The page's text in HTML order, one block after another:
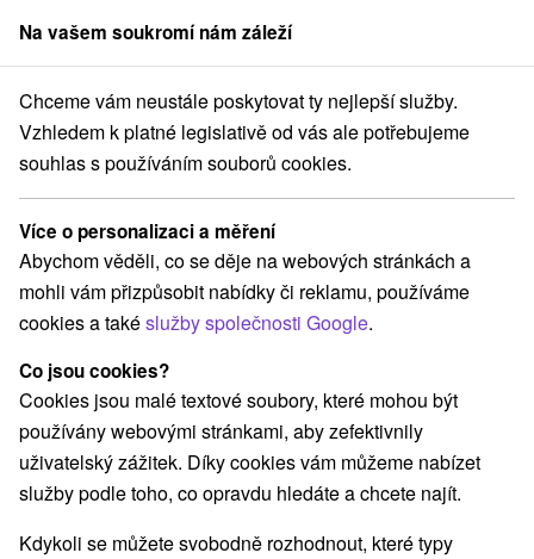
člen skupinySorger
Bratislavský kraj Bratislava - Nové Mesto PanIQ Room Bratislava
PanIQ Room Bratislava
Domovská stránka Navigovat do místa
+421 904 380 790 bratislava@paniqroom.sk
Facebook
Google recenze
Hattalova 12/B
831 03 Bratislava - Nové Mesto
GPS:
N +48° 10' 33.07''
Na vašem soukromí nám záleží
Chceme vám neustále poskytovat ty nejlepší služby.
Vzhledem k platné legislativě od vás ale potřebujeme
souhlas s používáním souborů cookies.
Více o personalizaci a měření
Abychom věděli, co se děje na webových stránkách a
mohli vám přizpůsobit nabídky či reklamu, používáme
cookies a takéslužby společnosti Google.
Co jsou cookies?
Cookies jsou malé textové soubory, které mohou být
používány webovými stránkami, aby zefektivnily
uživatelský zážitek. Díky cookies vám můžeme nabízet
služby podle toho, co opravdu hledáte a chcete najít.
Kdykoli se můžete svobodně rozhodnout, které typy